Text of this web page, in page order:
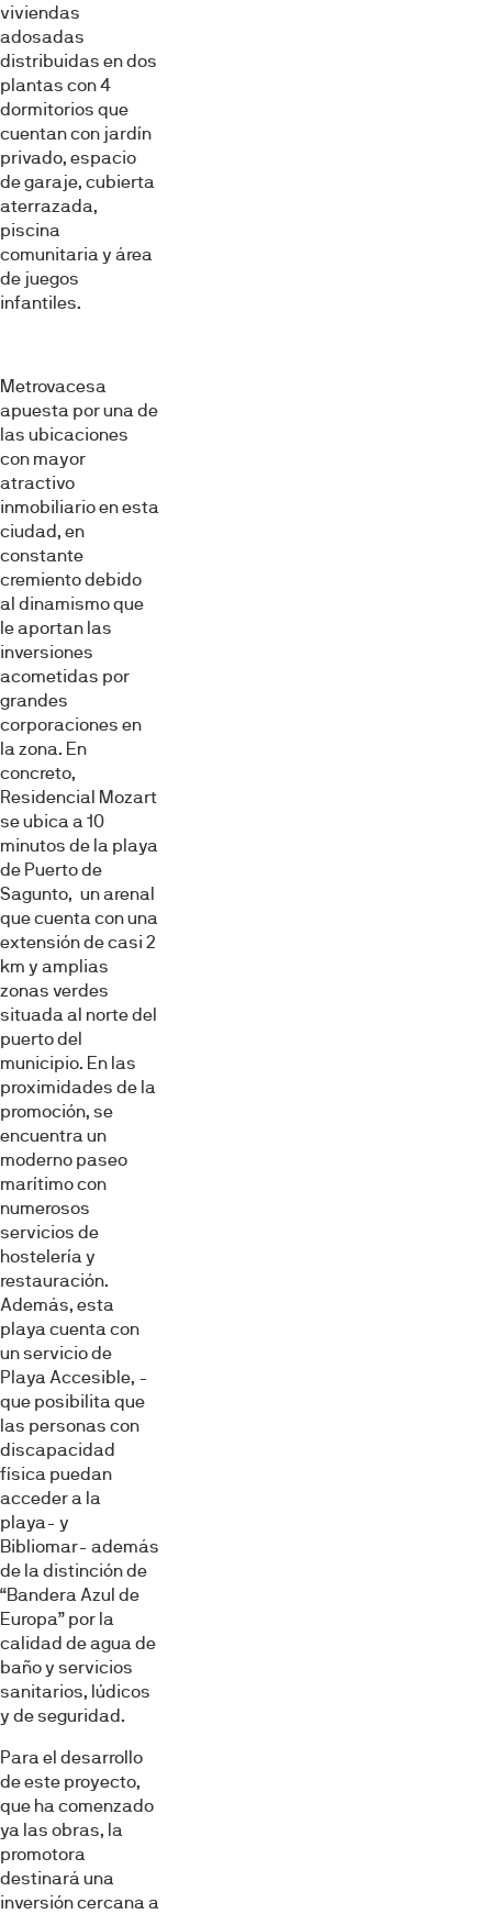
Esta página web usa cookies
Las cookies de este sitio web se usan para personalizar
el contenido y los anuncios, ofrecer funciones de redes
sociales y analizar el tráfico. Además, compartimos
información sobre el uso que haga del sitio web con
nuestros partners de redes sociales, publicidad y análisis
web, quienes pueden combinarla con otra información
que les haya proporcionado o que hayan recopilado a
partir del uso que haya hecho de sus servicios.
Selección
de
consentimiento
Preferencias
Estadística
Marketing
viviendas
adosadas
distribuidas en dos
plantas con 4
dormitorios que
cuentan con jardín
privado, espacio
de garaje, cubierta
aterrazada,
piscina
comunitaria y área
de juegos
infantiles.
Metrovacesa
apuesta por una de
las ubicaciones
con mayor
atractivo
inmobiliario en esta
ciudad, en
constante
cremiento debido
al dinamismo que
le aportan las
inversiones
acometidas por
grandes
corporaciones en
la zona. En
concreto,
Residencial Mozart
se ubica a 10
minutos de la playa
de Puerto de
Sagunto, un arenal
que cuenta con una
extensión de casi 2
km y amplias
zonas verdes
situada al norte del
puerto del
municipio. En las
proximidades de la
promoción, se
encuentra un
moderno paseo
marítimo con
numerosos
servicios de
hostelería y
restauración.
Además, esta
playa cuenta con
un servicio de
Playa Accesible, -
que posibilita que
las personas con
discapacidad
física puedan
acceder a la
playa- y
Bibliomar- además
de la distinción de
“Bandera Azul de
Europa” por la
calidad de agua de
baño y servicios
sanitarios, lúdicos
y de seguridad.
Para el desarrollo
de este proyecto,
que ha comenzado
ya las obras, la
promotora
destinará una
inversión cercana a